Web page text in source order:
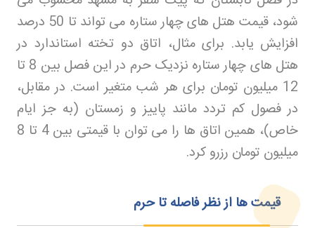
شود، قیمت هتل های چهار ستاره می تواند تا 50 درصد
افزایش یابد. برای مثال، اتاق دو تخته استاندارد در
هتل های چهار ستاره نزدیک حرم در این فصل بین 8 تا
12 میلیون تومان برای هر شب متغیر است. در مقابل،
در فصول کم تردد مانند پاییز و زمستان (به جز ایام
خاص)، همین اتاق ها را می توان با قیمتی بین 4 تا 8
میلیون تومان رزرو کرد.
قیمت ها از نظر فاصله تا حرم